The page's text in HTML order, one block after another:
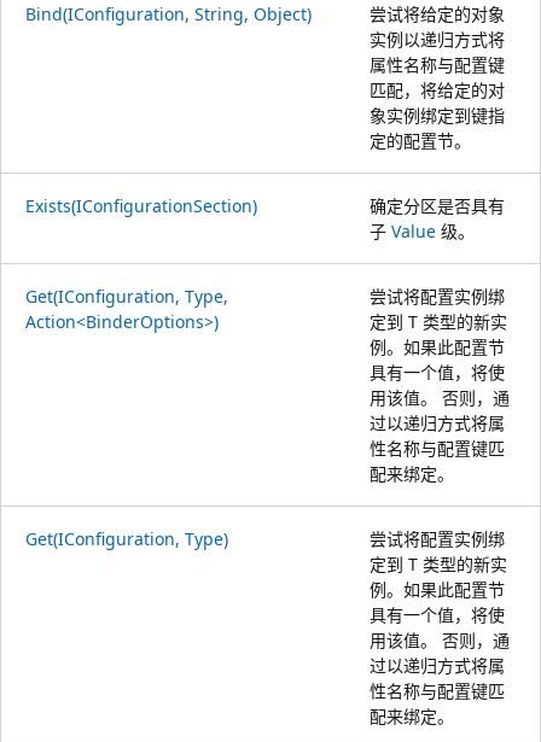
Bind(IConfiguration, String, Object)
尝试将给定的对象
实例以递归方式将
属性名称与配置键
匹配，将给定的对
象实例绑定到键指
定的配置节。
Exists(IConfigurationSection)
确定分区是否具有
子 Value 级。
Get(IConfiguration, Type,
Action<BinderOptions>)
尝试将配置实例绑
定到 T 类型的新实
例。如果此配置节
具有一个值，将使
用该值。 否则，通
过以递归方式将属
性名称与配置键匹
配来绑定。
Get(IConfiguration, Type)
尝试将配置实例绑
定到 T 类型的新实
例。如果此配置节
具有一个值，将使
用该值。 否则，通
过以递归方式将属
性名称与配置键匹
配来绑定。